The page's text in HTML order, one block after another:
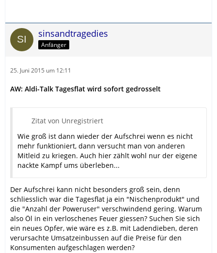
sinsandtragedies
Anfänger
25. Juni 2015 um 12:11
AW: Aldi-Talk Tagesflat wird sofort gedrosselt
Zitat von Unregistriert
Wie groß ist dann wieder der Aufschrei wenn es nicht
mehr funktioniert, dann versucht man von anderen
Mitleid zu kriegen. Auch hier zählt wohl nur der eigene
nackte Kampf ums überleben...
Der Aufschrei kann nicht besonders groß sein, denn
schliesslich war die Tagesflat ja ein "Nischenprodukt" und
die "Anzahl der Poweruser" verschwindend gering. Warum
also Öl in ein verloschenes Feuer giessen? Suchen Sie sich
ein neues Opfer, wie wäre es z.B. mit Ladendieben, deren
verursachte Umsatzeinbussen auf die Preise für den
Konsumenten aufgeschlagen werden?